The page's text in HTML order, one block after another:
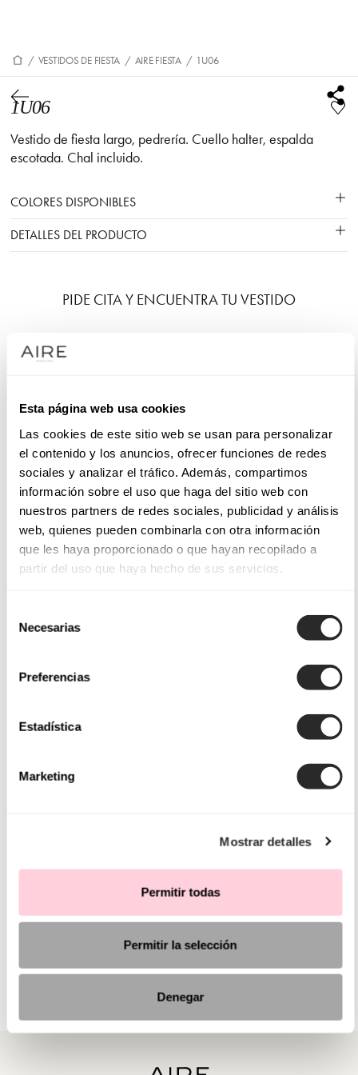
Esta página web usa cookies
Las cookies de este sitio web se usan para personalizar
el contenido y los anuncios, ofrecer funciones de redes
sociales y analizar el tráfico. Además, compartimos
información sobre el uso que haga del sitio web con
nuestros partners de redes sociales, publicidad y análisis
web, quienes pueden combinarla con otra información
que les haya proporcionado o que hayan recopilado a
partir del uso que haya hecho de sus servicios.
Necesarias
Preferencias
Estadística
Marketing
Mostrar detalles
Permitir todas
Permitir la selección
Denegar
/ VESTIDOS DE FIESTA / AIRE FIESTA / 1U06
1U06
Vestido de fiesta largo, pedrería. Cuello halter, espalda
escotada. Chal incluido.
COLORES DISPONIBLES
DETALLES DEL PRODUCTO
PIDE CITA Y ENCUENTRA TU VESTIDO